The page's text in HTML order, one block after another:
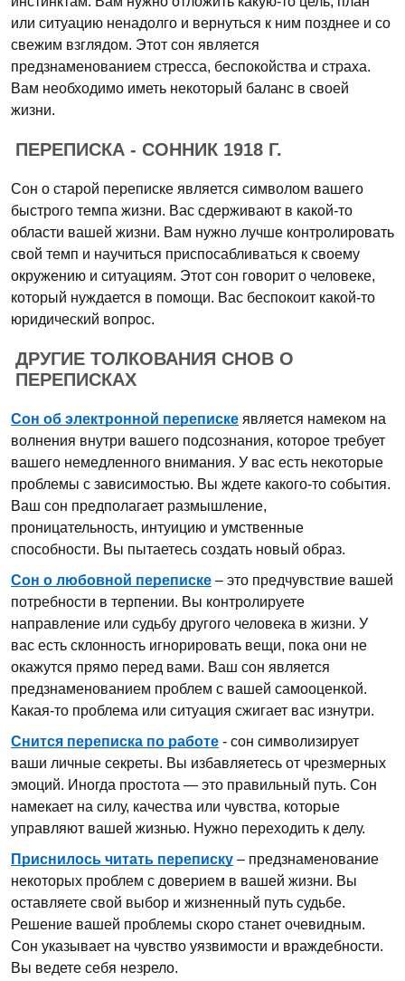
или ситуацию ненадолго и вернуться к ним позднее и со
свежим взглядом. Этот сон является
предзнаменованием стресса, беспокойства и страха.
Вам необходимо иметь некоторый баланс в своей
жизни.
ПЕРЕПИСКА - СОННИК 1918 Г.
Сон о старой переписке является символом вашего
быстрого темпа жизни. Вас сдерживают в какой-то
области вашей жизни. Вам нужно лучше контролировать
свой темп и научиться приспосабливаться к своему
окружению и ситуациям. Этот сон говорит о человеке,
который нуждается в помощи. Вас беспокоит какой-то
юридический вопрос.
ДРУГИЕ ТОЛКОВАНИЯ СНОВ О
ПЕРЕПИСКАХ
Сон об электронной переписке является намеком на
волнения внутри вашего подсознания, которое требует
вашего немедленного внимания. У вас есть некоторые
проблемы с зависимостью. Вы ждете какого-то события.
Ваш сон предполагает размышление,
проницательность, интуицию и умственные
способности. Вы пытаетесь создать новый образ.
Сон о любовной переписке – это предчувствие вашей
потребности в терпении. Вы контролируете
направление или судьбу другого человека в жизни. У
вас есть склонность игнорировать вещи, пока они не
окажутся прямо перед вами. Ваш сон является
предзнаменованием проблем с вашей самооценкой.
Какая-то проблема или ситуация сжигает вас изнутри.
Снится переписка по работе - сон символизирует
ваши личные секреты. Вы избавляетесь от чрезмерных
эмоций. Иногда простота — это правильный путь. Сон
намекает на силу, качества или чувства, которые
управляют вашей жизнью. Нужно переходить к делу.
Приснилось читать переписку – предзнаменование
некоторых проблем с доверием в вашей жизни. Вы
оставляете свой выбор и жизненный путь судьбе.
Решение вашей проблемы скоро станет очевидным.
Сон указывает на чувство уязвимости и враждебности.
Вы ведете себя незрело.